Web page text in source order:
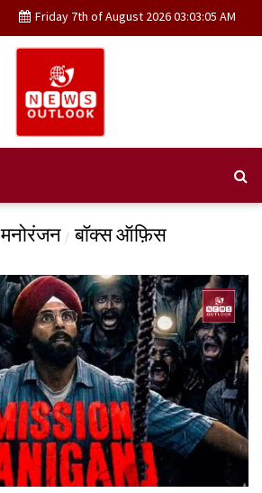
Friday 7th of August 2026 03:03:05 AM
मनोरंजन बॉक्स ऑफ़िस